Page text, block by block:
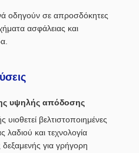
οδηγούν σε απροσδόκητες
ασφάλειας και
υψηλής απόδοσης
υιοθετεί βελτιστοποιημένες
λαδιού και τεχνολογία
για γρήγορη